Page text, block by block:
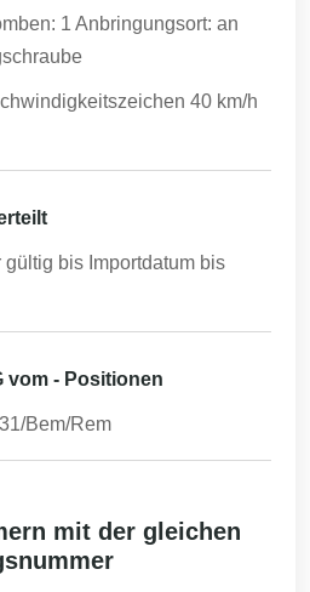
1 Anbringungsort: an
40 km/h
gültig bis Importdatum bis
vom - Positionen
Bem/Rem
mit der gleichen